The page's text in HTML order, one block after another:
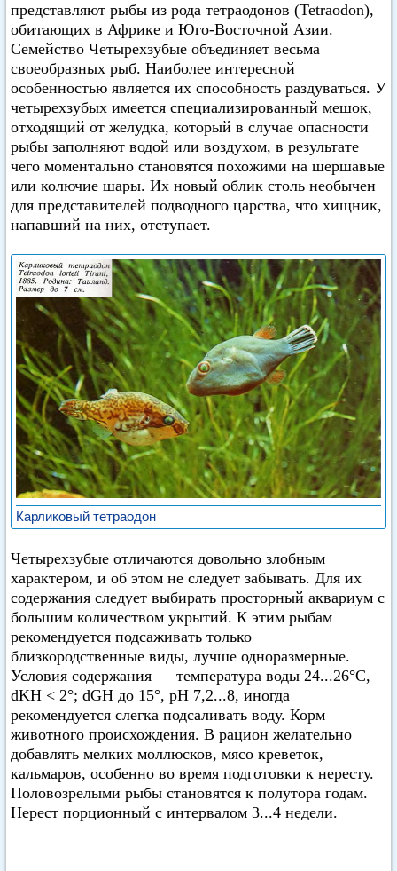
представляют рыбы из рода тетраодонов (Tetraodon),
обитающих в Африке и Юго-Восточной Азии.
Семейство Четырехзубые объединяет весьма
своеобразных рыб. Наиболее интересной
особенностью является их способность раздуваться. У
четырехзубых имеется специализированный мешок,
отходящий от желудка, который в случае опасности
рыбы заполняют водой или воздухом, в результате
чего моментально становятся похожими на шершавые
или колючие шары. Их новый облик столь необычен
для представителей подводного царства, что хищник,
напавший на них, отступает.
Карликовый тетраодон
Четырехзубые отличаются довольно злобным
характером, и об этом не следует забывать. Для их
содержания следует выбирать просторный аквариум с
большим количеством укрытий. К этим рыбам
рекомендуется подсаживать только
близкородственные виды, лучше одноразмерные.
Условия содержания — температура воды 24...26°С,
dKH < 2°; dGH до 15°, pH 7,2...8, иногда
рекомендуется слегка подсаливать воду. Корм
животного происхождения. В рацион желательно
добавлять мелких моллюсков, мясо креветок,
кальмаров, особенно во время подготовки к нересту.
Половозрелыми рыбы становятся к полутора годам.
Нерест порционный с интервалом 3...4 недели.